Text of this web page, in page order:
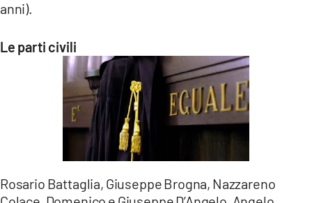
anni).
Le parti civili
Rosario Battaglia, Giuseppe Brogna, Nazzareno